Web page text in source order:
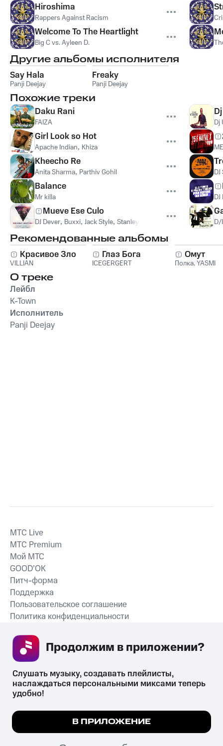
Hiroshima
Rappers Against Racism
Welcome To The Heartlight
Big C vs. Ayleen D.
Другие альбомы исполнителя
Say Hala
Panji Deejay
Freaky
Panji Deejay
Похожие треки
Daku Rani
FAIZA
Girl Look so Hot
Apache Indian, Khiza
Kheecho Re
Anita Sharma, Parthiv Gohil
Balance
Mr killa
Mueve Ese Culo
DJ Dever, Buxxi, Jack Style, Stanley Jackson
Dj
D/
Рекомендованные альбомы
Красивое Зло
VILLIAN
Глаз Бога
ICEGERGERT
Омут
Полка,YASMI
О треке
Лейбл
K-Town
Исполнитель
Panji Deejay
СКАЧАТЬ ПРИЛОЖЕНИЕ
MTС Live
MTС Premium
Мой МТС
GOOD’OK
Питч-форма
Поддержка
Пользовательское соглашение
Политика конфиденциальности
психотропных веществ, их аналогов причиняет вред здоровью,
их незаконный оборот запрещён и влечёт установленную
законодательством ответственность.
© 2026 ООО «КИОН».
Мы используем куки, чтобы на сайте все
Подробнее
Слушать музыку, создавать плейлисты,
наслаждаться персональными миксами теперь
удобно!
В ПРИЛОЖЕНИЕ